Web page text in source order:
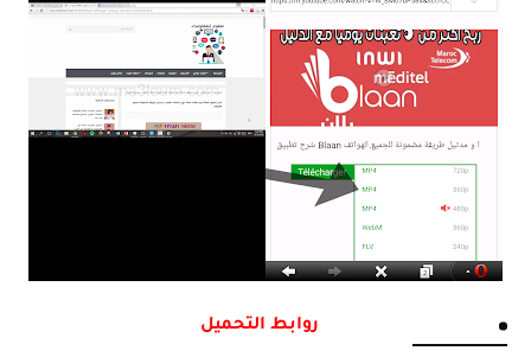
روابط التحميل